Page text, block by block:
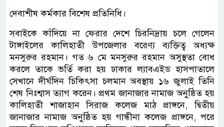
দেবাশীষ কর্মকার বিশেষ প্রতিনিধি।
সবাইকে কাঁদিয়ে না ফেরার দেশে চিরনিদ্রায় চলে গেলেন
টাঙ্গাইলের কালিহাতী উপজেলার বরেণ্য ব্যক্তিত্ব অধ্যক্ষ
মনসুরুর রহমান। গত ৬ মে মনসুরুর রহমান অসুস্থতা বোধ
করলে তাকে ভর্তি করা হয় ঢাকার ল্যাবএইড হাসপাতালে
সেখানে দীর্ঘদিন চিকিৎসা চলমান অবস্থায় ১৬ জুলাই তিনি
শেষ নিঃশ্বাস ত্যাগ করেন। প্রথম জানাজার নামাজ অনুষ্ঠিত হয়
কালিহাতী শাজাহান সিরাজ কলেজ মাঠ প্রাঙ্গনে, দ্বিতীয়
জানাজার নামাজ অনুষ্ঠিত হয় গান্ধীনা কলেজ প্রাঙ্গনে, পরে